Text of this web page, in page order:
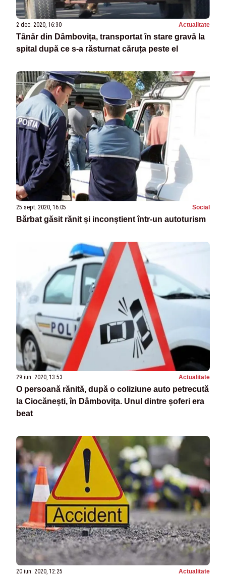
2 dec. 2020, 16:30 Actualitate
Tânăr din Dâmbovița, transportat în stare gravă la
spital după ce s-a răsturnat căruța peste el
25 sept. 2020, 16:05 Social
Bărbat găsit rănit și inconștient într-un autoturism
29 iun. 2020, 13:53 Actualitate
O persoană rănită, după o coliziune auto petrecută
la Ciocănești, în Dâmbovița. Unul dintre șoferi era
beat
20 iun. 2020, 12:25 Actualitate